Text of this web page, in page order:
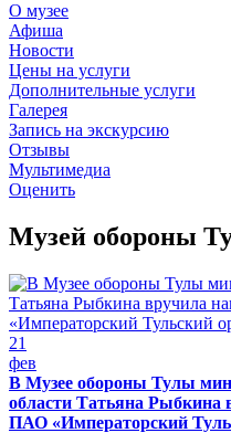
О музее
Афиша
Новости
Цены на услуги
Дополнительные услуги
Галерея
Запись на экскурсию
Отзывы
Мультимедиа
Оценить
Музей обороны
21
фев
В Музее обороны Тулы
области Татьяна Рыбкина
ПАО «Императорский